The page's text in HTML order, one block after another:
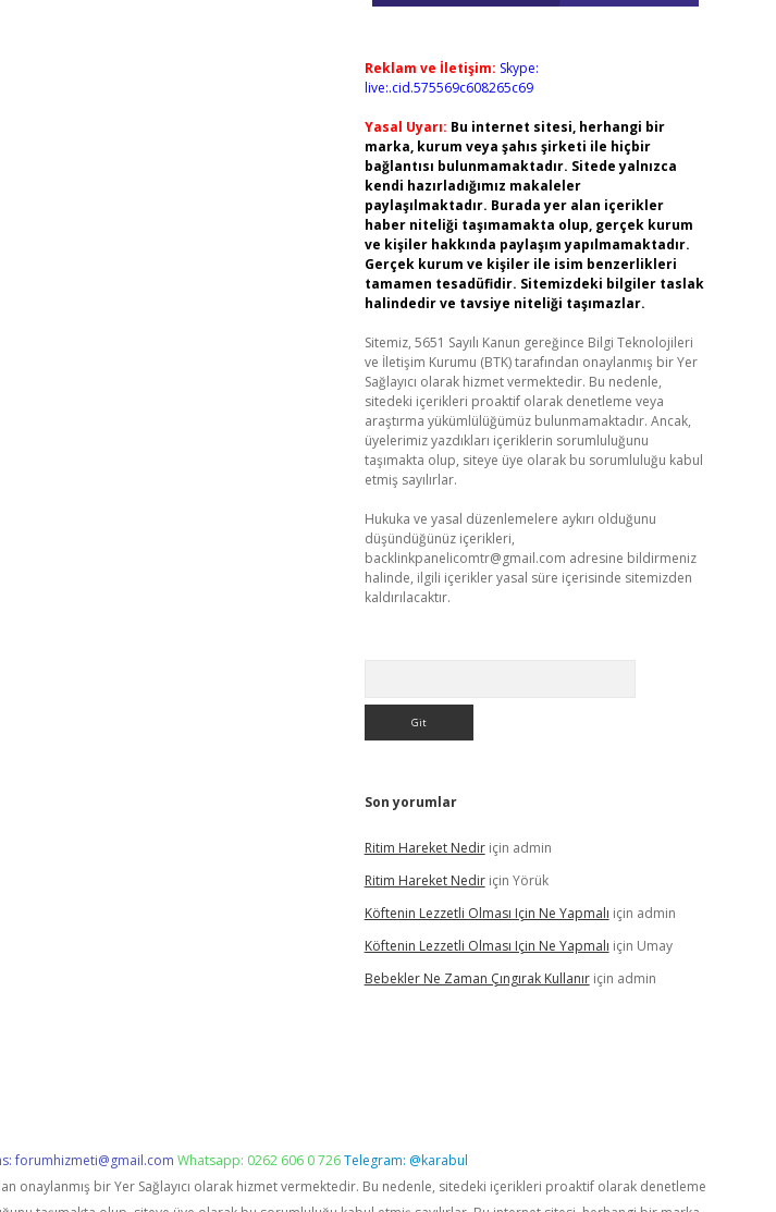
Reklam ve İletişim: Skype:
live:.cid.575569c608265c69
Yasal Uyarı: Bu internet sitesi, herhangi bir
marka, kurum veya şahıs şirketi ile hiçbir
bağlantısı bulunmamaktadır. Sitede yalnızca
kendi hazırladığımız makaleler
paylaşılmaktadır. Burada yer alan içerikler
haber niteliği taşımamakta olup, gerçek kurum
ve kişiler hakkında paylaşım yapılmamaktadır.
Gerçek kurum ve kişiler ile isim benzerlikleri
tamamen tesadüfidir. Sitemizdeki bilgiler taslak
halindedir ve tavsiye niteliği taşımazlar.
Sitemiz, 5651 Sayılı Kanun gereğince Bilgi Teknolojileri
ve İletişim Kurumu (BTK) tarafından onaylanmış bir Yer
Sağlayıcı olarak hizmet vermektedir. Bu nedenle,
sitedeki içerikleri proaktif olarak denetleme veya
araştırma yükümlülüğümüz bulunmamaktadır. Ancak,
üyelerimiz yazdıkları içeriklerin sorumluluğunu
taşımakta olup, siteye üye olarak bu sorumluluğu kabul
etmiş sayılırlar.
Hukuka ve yasal düzenlemelere aykırı olduğunu
düşündüğünüz içerikleri,
backlinkpanelicomtr@gmail.com adresine bildirmeniz
halinde, ilgili içerikler yasal süre içerisinde sitemizden
kaldırılacaktır.
Son yorumlar
Ritim Hareket Nediriçin admin
Ritim Hareket Nediriçin Yörük
Köftenin Lezzetli Olması Için Ne Yapmalı için admin
Köftenin Lezzetli Olması Için Ne Yapmalı için Umay
Bebekler Ne Zaman Çıngırak Kullanıriçin admin
forumhizmeti@gmail.com Whatsapp: 0262 606 0 726Telegram: @karabul
onaylanmış bir Yer Sağlayıcı olarak hizmet vermektedir. Bu nedenle, sitedeki içerikleri proaktif olarak denetleme